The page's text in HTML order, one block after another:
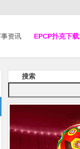
资讯 EPCP扑克下载
搜索